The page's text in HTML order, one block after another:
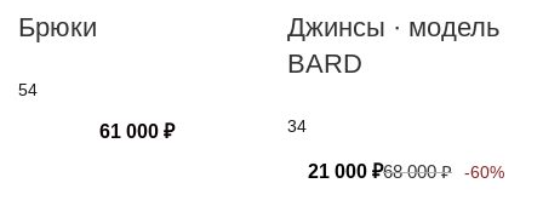
Брюки
54
61 000 ₽
Джинсы · модель
BARD
34
21 000 ₽68 000₽ -60%